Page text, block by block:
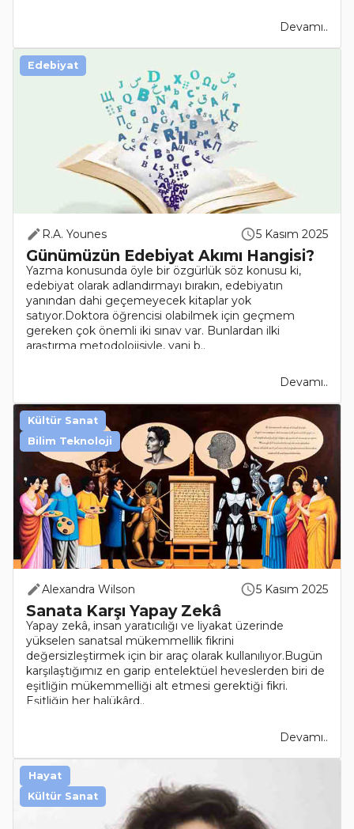
Devamı..
R.A. Younes 5 Kasım 2025
Günümüzün Edebiyat Akımı Hangisi?
Yazma konusunda öyle bir özgürlük söz konusu ki,
edebiyat olarak adlandırmayı bırakın, edebiyatın
yanından dahi geçemeyecek kitaplar yok
satıyor.Doktora öğrencisi olabilmek için geçmem
gereken çok önemli iki sınav var. Bunlardan ilki
araştırma metodolojisiyle, yani b..
Devamı..
Edebiyat
Alexandra Wilson 5 Kasım 2025
Sanata Karşı Yapay Zekâ
Yapay zekâ, insan yaratıcılığı ve liyakat üzerinde
yükselen sanatsal mükemmellik fikrini
değersizleştirmek için bir araç olarak kullanılıyor.Bugün
karşılaştığımız en garip entelektüel heveslerden biri de
eşitliğin mükemmelliği alt etmesi gerektiği fikri.
Eşitliğin her halükârd..
Devamı..
Kültür Sanat
Bilim Teknoloji
Hayat
Kültür Sanat